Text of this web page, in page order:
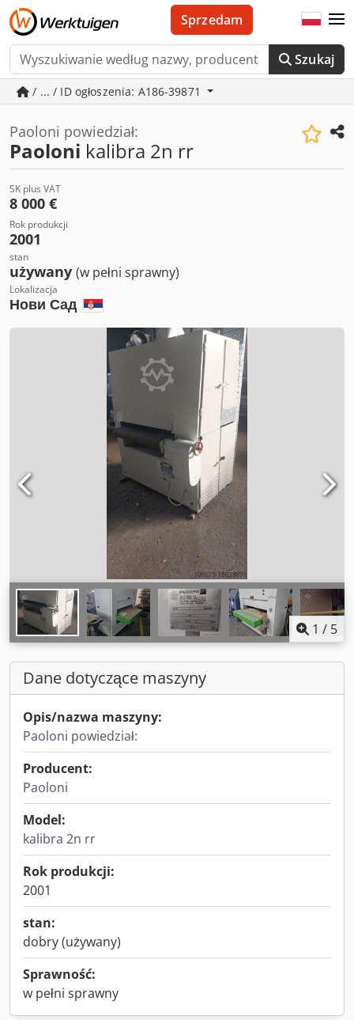
Szukaj
Sprzedam
/ ... / ID ogłoszenia: A186-39871
Paoloni powiedział:
Paoloni kalibra 2n rr
SK plus VAT
8 000 €
Rok produkcji
2001
stan
używany (w pełni sprawny)
Lokalizacja
Нови Сад
1 / 5
Dane dotyczące maszyny
Opis/nazwa maszyny:
Paoloni powiedział:
Producent:
Paoloni
Model:
kalibra 2n rr
Rok produkcji:
2001
stan:
dobry (używany)
Sprawność:
w pełni sprawny